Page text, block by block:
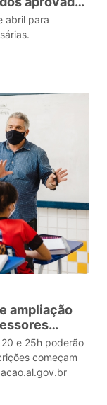
abril para
ampliação
e 25h poderão
começam